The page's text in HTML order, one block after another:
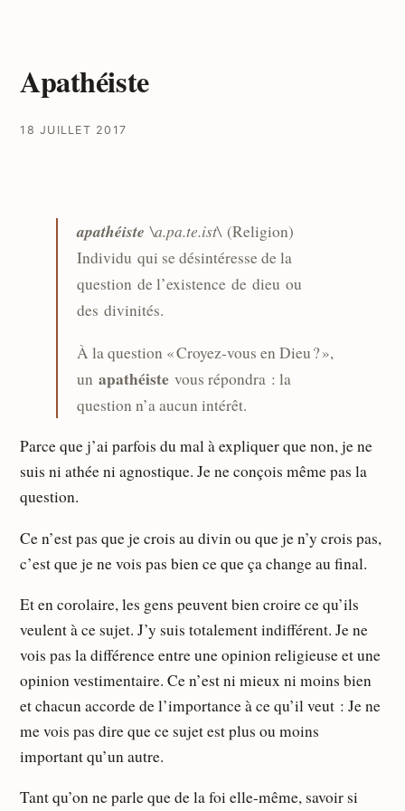
Apathéiste
18 JUILLET 2017
apathéiste \a.pa.te.ist\ (Religion)
Individu qui se désintéresse de la
question de l’existence de dieu ou
des divinités.
À la question « Croyez-vous en Dieu ? »,
unapathéiste vous répondra : la
question n’a aucun intérêt.
Parce que j’ai parfois du mal à expliquer que non, je ne
suis ni athée ni agnostique. Je ne conçois même pas la
question.
Ce n’est pas que je crois au divin ou que je n’y crois pas,
c’est que je ne vois pas bien ce que ça change au final.
Et en corolaire, les gens peuvent bien croire ce qu’ils
veulent à ce sujet. J’y suis totalement indifférent. Je ne
vois pas la différence entre une opinion religieuse et une
opinion vestimentaire. Ce n’est ni mieux ni moins bien
et chacun accorde de l’importance à ce qu’il veut : Je ne
me vois pas dire que ce sujet est plus ou moins
important qu’un autre.
Tant qu’on ne parle que de la foi elle-même, savoir si